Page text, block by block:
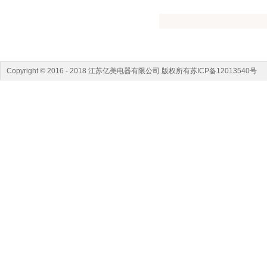
Copyright © 2016 - 2018 江苏亿美电器有限公司 版权所有苏ICP备12013540号